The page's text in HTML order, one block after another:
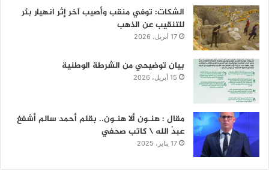
الشكات: توفي منقب وأصيب آخر إثر انهيار بئر
للتنقيب عن الذهب
17 أبريل، 2026
بيان توضيحي من الشرطة الوطنية
15 أبريل، 2026
مقال : هنـون ألا هنـون.. بقلم أحمد سالم أشفغ
عبدُ الله \ كاتب صحفي
17 يناير، 2025